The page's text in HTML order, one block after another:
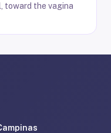
toward the vagina